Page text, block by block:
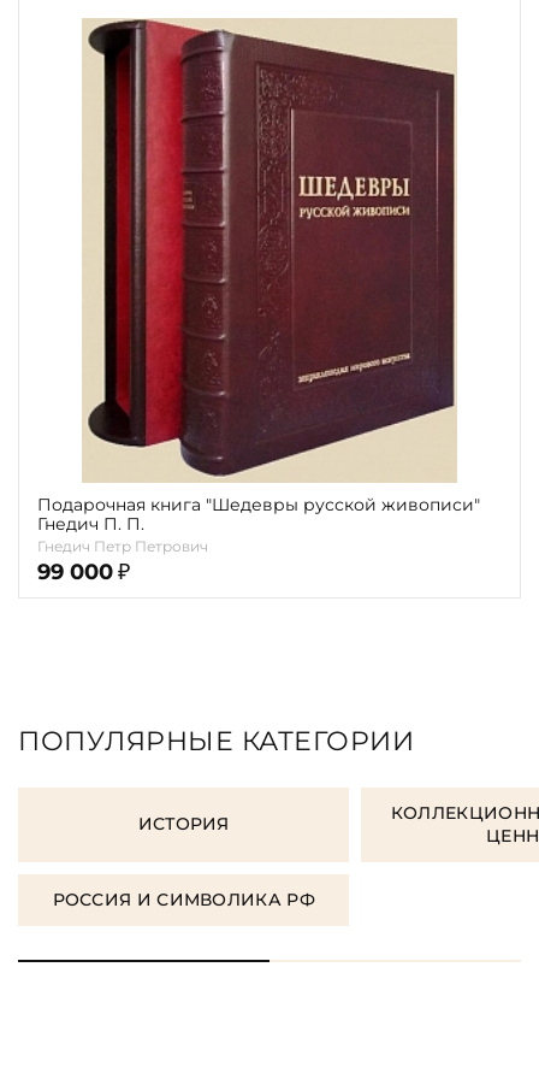
Подарочная книга "Шедевры русской живописи"
Гнедич П. П.
Гнедич Петр Петрович
99 000 ₽
ПОПУЛЯРНЫЕ КАТЕГОРИИ
ИСТОРИЯ
РОССИЯ И СИМВОЛИКА РФ